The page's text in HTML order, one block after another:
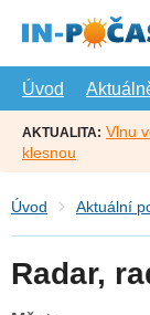
hlavní
Úvod
AKTUALITA: Vlnu
klesnou
Úvod Aktuální
Radar,